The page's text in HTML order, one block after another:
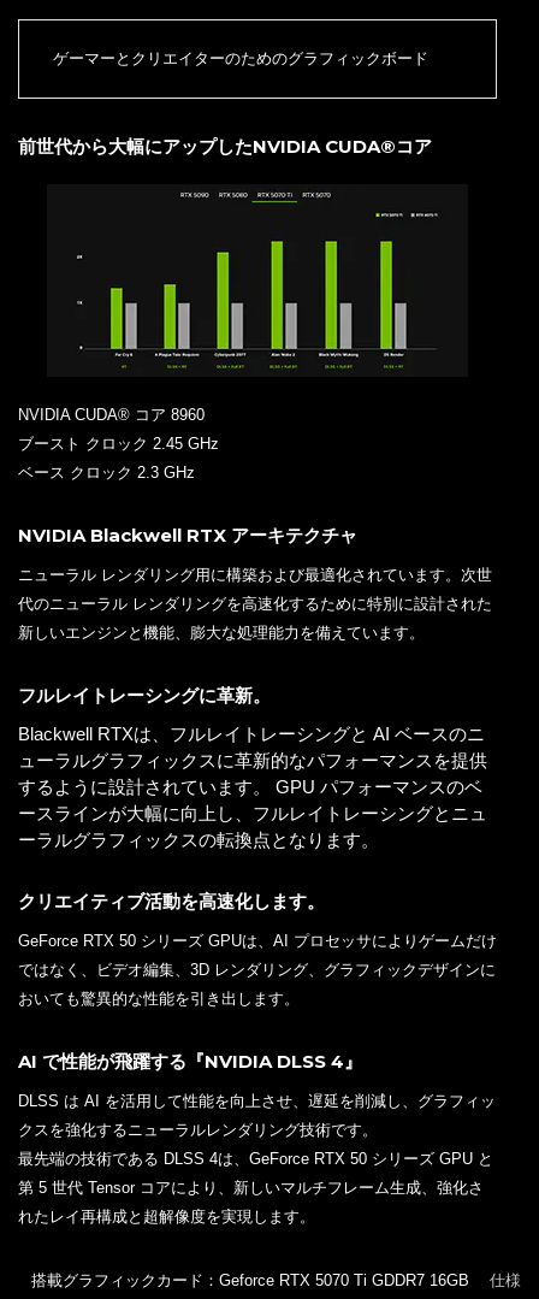
ゲーマーとクリエイターのためのグラフィックボード
前世代から大幅にアップしたNVIDIA CUDA®コア
NVIDIA CUDA® コア 8960
ブースト クロック 2.45 GHz
ベース クロック 2.3 GHz
NVIDIA Blackwell RTX アーキテクチャ
ニューラル レンダリング用に構築および最適化されています。次世
代のニューラル レンダリングを高速化するために特別に設計された
新しいエンジンと機能、膨大な処理能力を備えています。
フルレイトレーシングに革新。
Blackwell RTXは、フルレイトレーシングと AI ベースのニ
ューラルグラフィックスに革新的なパフォーマンスを提供
するように設計されています。 GPU パフォーマンスのベ
ースラインが大幅に向上し、フルレイトレーシングとニュ
ーラルグラフィックスの転換点となります。
クリエイティブ活動を高速化します。
GeForce RTX 50 シリーズ GPUは、AI プロセッサによりゲームだけ
ではなく、ビデオ編集、3D レンダリング、グラフィックデザインに
おいても驚異的な性能を引き出します。
AI で性能が飛躍する『NVIDIA DLSS 4』
DLSS は AI を活用して性能を向上させ、遅延を削減し、グラフィッ
クスを強化するニューラルレンダリング技術です。
最先端の技術である DLSS 4は、GeForce RTX 50 シリーズ GPU と
第 5 世代 Tensor コアにより、新しいマルチフレーム生成、強化さ
れたレイ再構成と超解像度を実現します。
搭載グラフィックカード：Geforce RTX 5070 Ti GDDR7 16GB 仕様